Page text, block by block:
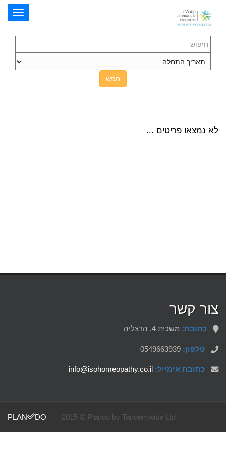
חפש
לא נמצאו פריטים ...
צור קשר
כתובת: משכית 4, הרצליה
טלפון:
כתובת אימייל: info@isohomeopathy.co.il
PLAN DO 2015 © Plando by Tandemwise Ltd.